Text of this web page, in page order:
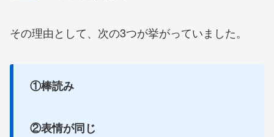
その理由として、次の3つが挙がっていました。
①棒読み
②表情が同じ